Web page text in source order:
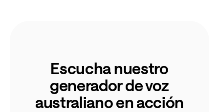
Escucha nuestro
generador de voz
australiano en acción